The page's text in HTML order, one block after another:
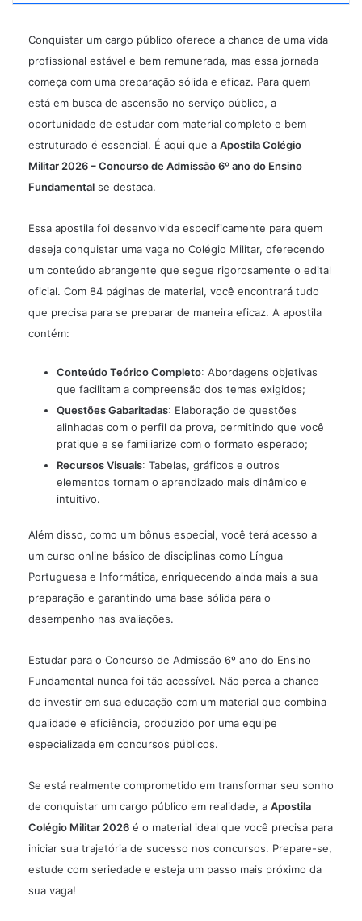
Conquistar um cargo público oferece a chance de uma vida
profissional estável e bem remunerada, mas essa jornada
começa com uma preparação sólida e eficaz. Para quem
está em busca de ascensão no serviço público, a
oportunidade de estudar com material completo e bem
estruturado é essencial. É aqui que a Apostila Colégio
Militar 2026 – Concurso de Admissão 6º ano do Ensino
Fundamental se destaca.
Essa apostila foi desenvolvida especificamente para quem
deseja conquistar uma vaga no Colégio Militar, oferecendo
um conteúdo abrangente que segue rigorosamente o edital
oficial. Com 84 páginas de material, você encontrará tudo
que precisa para se preparar de maneira eficaz. A apostila
contém:
Conteúdo Teórico Completo: Abordagens objetivas
que facilitam a compreensão dos temas exigidos;
Questões Gabaritadas: Elaboração de questões
alinhadas com o perfil da prova, permitindo que você
pratique e se familiarize com o formato esperado;
Recursos Visuais: Tabelas, gráficos e outros
elementos tornam o aprendizado mais dinâmico e
intuitivo.
Além disso, como um bônus especial, você terá acesso a
um curso online básico de disciplinas como Língua
Portuguesa e Informática, enriquecendo ainda mais a sua
preparação e garantindo uma base sólida para o
desempenho nas avaliações.
Estudar para o Concurso de Admissão 6º ano do Ensino
Fundamental nunca foi tão acessível. Não perca a chance
de investir em sua educação com um material que combina
qualidade e eficiência, produzido por uma equipe
especializada em concursos públicos.
Se está realmente comprometido em transformar seu sonho
de conquistar um cargo público em realidade, a Apostila
Colégio Militar 2026 é o material ideal que você precisa para
iniciar sua trajetória de sucesso nos concursos. Prepare-se,
estude com seriedade e esteja um passo mais próximo da
sua vaga!